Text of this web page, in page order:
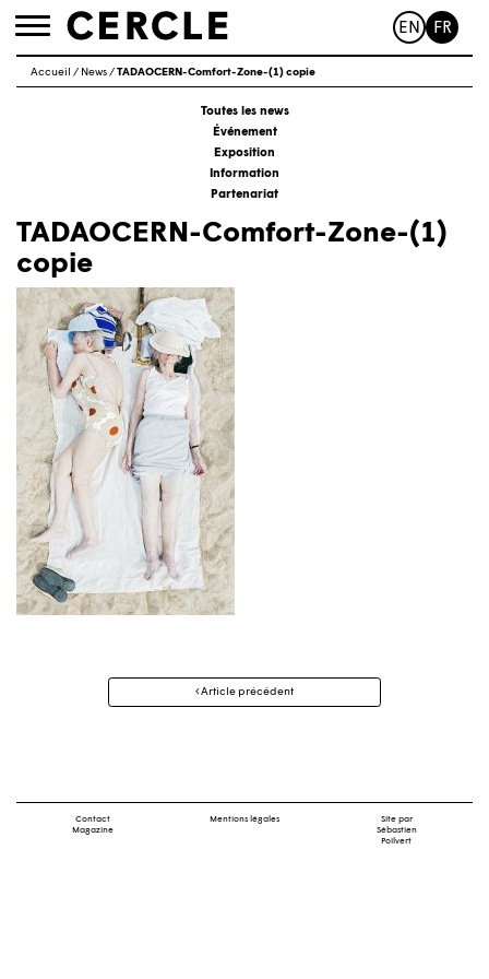
Toggle
EN FR
Accueil / News/TADAOCERN-Comfort-Zone-(1) copie
Toutes les news
Événement
Exposition
Information
Partenariat
TADAOCERN-Comfort-Zone-(1)
copie
Navigation
Article précédent
Contact
Magazine
Mentions légales
Site par
Sébastien
Poilvert